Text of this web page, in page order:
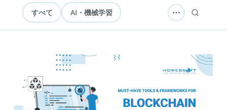
すべて AI・機械学習
ソフトウェア開発 テクノロジー
アウトソーシング ナレッジ
実践ガイド
セキュリティ エンジニアリング